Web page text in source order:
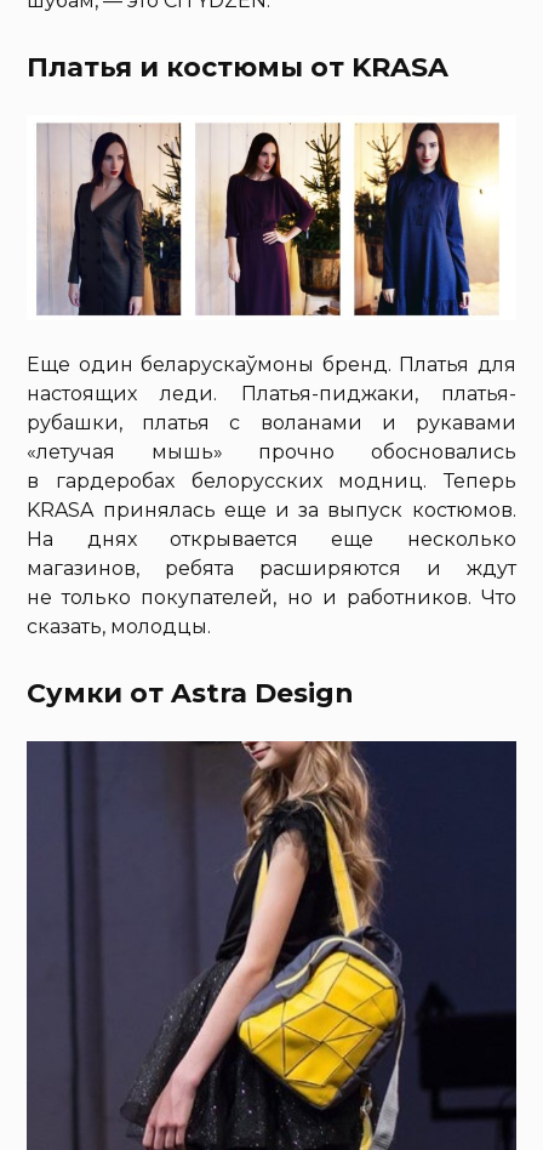
Платья и костюмы от KRASA
Еще один беларускаўмоны бренд. Платья для
настоящих леди. Платья-пиджаки, платья-
рубашки, платья с воланами и рукавами
«летучая мышь» прочно обосновались
в гардеробах белорусских модниц. Теперь
KRASA принялась еще и за выпуск костюмов.
На днях открывается еще несколько
магазинов, ребята расширяются и ждут
не только покупателей, но и работников. Что
сказать, молодцы.
Сумки от Astra Design